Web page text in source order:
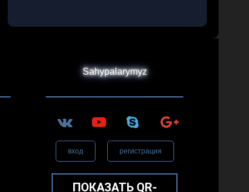
Sahypalarymyz
вход регистрация
ПОКАЗАТЬ QR-